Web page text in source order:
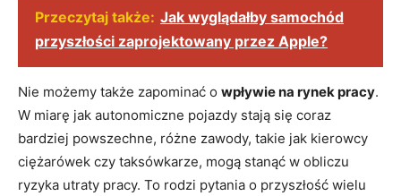
Przeczytaj także: Jak wyglądałby samochód
przyszłości zaprojektowany przez Apple?
Nie możemy także zapominać o wpływie na rynek pracy.
W miarę jak autonomiczne pojazdy stają się coraz
bardziej powszechne, różne zawody, takie jak kierowcy
ciężarówek czy taksówkarze, mogą stanąć w obliczu
ryzyka utraty pracy. To rodzi pytania o przyszłość wielu